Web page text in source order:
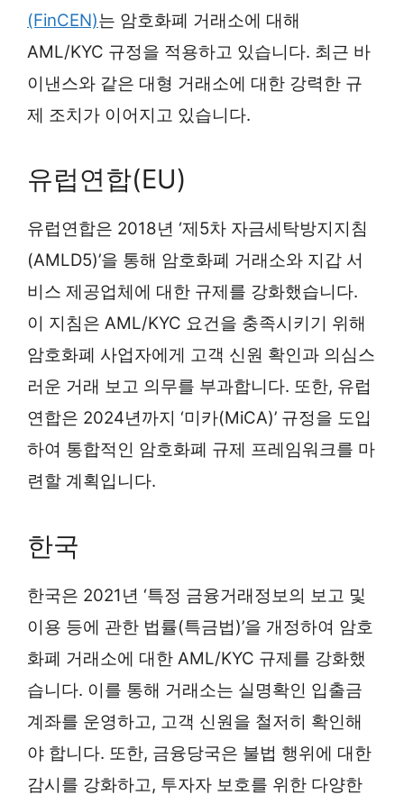
(FinCEN)는 암호화폐 거래소에 대해
AML/KYC 규정을 적용하고 있습니다. 최근 바
이낸스와 같은 대형 거래소에 대한 강력한 규
제 조치가 이어지고 있습니다.
유럽연합(EU)
유럽연합은 2018년 ‘제5차 자금세탁방지지침
(AMLD5)’을 통해 암호화폐 거래소와 지갑 서
비스 제공업체에 대한 규제를 강화했습니다.
이 지침은 AML/KYC 요건을 충족시키기 위해
암호화폐 사업자에게 고객 신원 확인과 의심스
러운 거래 보고 의무를 부과합니다. 또한, 유럽
연합은 2024년까지 ‘미카(MiCA)’ 규정을 도입
하여 통합적인 암호화폐 규제 프레임워크를 마
련할 계획입니다.
한국
한국은 2021년 ‘특정 금융거래정보의 보고 및
이용 등에 관한 법률(특금법)’을 개정하여 암호
화폐 거래소에 대한 AML/KYC 규제를 강화했
습니다. 이를 통해 거래소는 실명확인 입출금
계좌를 운영하고, 고객 신원을 철저히 확인해
야 합니다. 또한, 금융당국은 불법 행위에 대한
감시를 강화하고, 투자자 보호를 위한 다양한